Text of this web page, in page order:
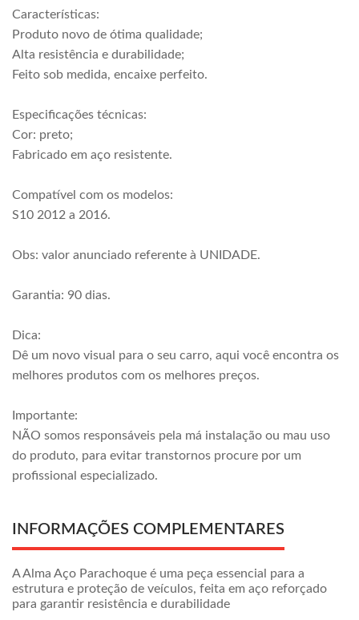
Características:
Produto novo de ótima qualidade;
Alta resistência e durabilidade;
Feito sob medida, encaixe perfeito.
Especificações técnicas:
Cor: preto;
Fabricado em aço resistente.
Compatível com os modelos:
S10 2012 a 2016.
Obs: valor anunciado referente à UNIDADE.
Garantia: 90 dias.
Dica:
Dê um novo visual para o seu carro, aqui você encontra os
melhores produtos com os melhores preços.
Importante:
NÃO somos responsáveis pela má instalação ou mau uso
do produto, para evitar transtornos procure por um
profissional especializado.
INFORMAÇÕES COMPLEMENTARES
A Alma Aço Parachoque é uma peça essencial para a
estrutura e proteção de veículos, feita em aço reforçado
para garantir resistência e durabilidade